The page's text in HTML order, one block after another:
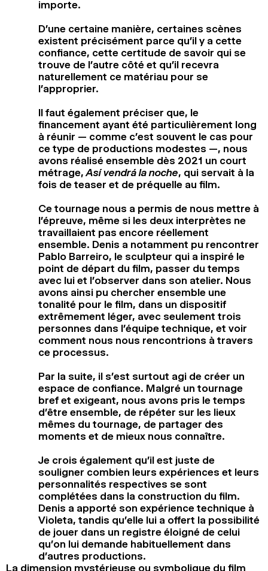
importe.
D’une certaine manière, certaines scènes
existent précisément parce qu’il y a cette
confiance, cette certitude de savoir qui se
trouve de l’autre côté et qu’il recevra
naturellement ce matériau pour se
l’approprier.
Il faut également préciser que, le
financement ayant été particulièrement long
à réunir — comme c’est souvent le cas pour
ce type de productions modestes —, nous
avons réalisé ensemble dès 2021 un court
métrage,Así vendrá la noche, qui servait à la
fois de teaser et de préquelle au film.
Ce tournage nous a permis de nous mettre à
l’épreuve, même si les deux interprètes ne
travaillaient pas encore réellement
ensemble. Denis a notamment pu rencontrer
Pablo Barreiro, le sculpteur qui a inspiré le
point de départ du film, passer du temps
avec lui et l’observer dans son atelier. Nous
avons ainsi pu chercher ensemble une
tonalité pour le film, dans un dispositif
extrêmement léger, avec seulement trois
personnes dans l’équipe technique, et voir
comment nous nous rencontrions à travers
ce processus.
Par la suite, il s’est surtout agi de créer un
espace de confiance. Malgré un tournage
bref et exigeant, nous avons pris le temps
d’être ensemble, de répéter sur les lieux
mêmes du tournage, de partager des
moments et de mieux nous connaître.
Je crois également qu’il est juste de
souligner combien leurs expériences et leurs
personnalités respectives se sont
complétées dans la construction du film.
Denis a apporté son expérience technique à
Violeta, tandis qu’elle lui a offert la possibilité
de jouer dans un registre éloigné de celui
qu’on lui demande habituellement dans
d’autres productions.
La dimension mystérieuse ou symbolique du film